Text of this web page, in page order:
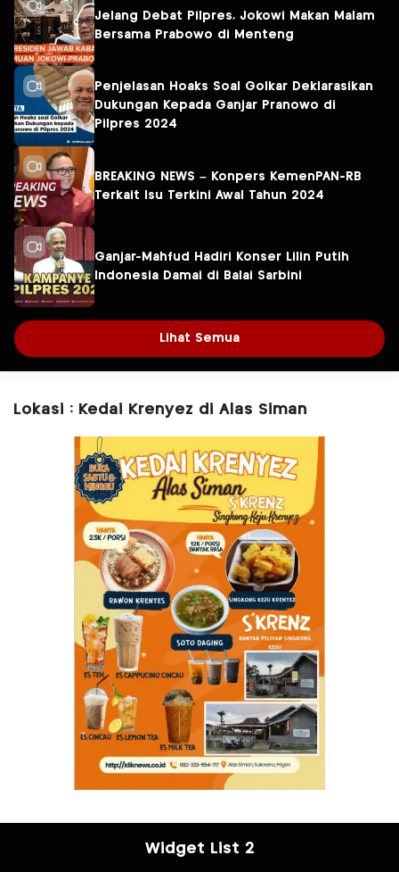
Jelang Debat Pilpres, Jokowi Makan Malam
Bersama Prabowo di Menteng
Penjelasan Hoaks Soal Golkar Deklarasikan
Dukungan Kepada Ganjar Pranowo di
Pilpres 2024
BREAKING NEWS – Konpers KemenPAN-RB
Terkait Isu Terkini Awal Tahun 2024
Ganjar-Mahfud Hadiri Konser Lilin Putih
Indonesia Damai di Balai Sarbini
Lihat Semua
Lokasi : Kedai Krenyez di Alas Siman
Widget List 2